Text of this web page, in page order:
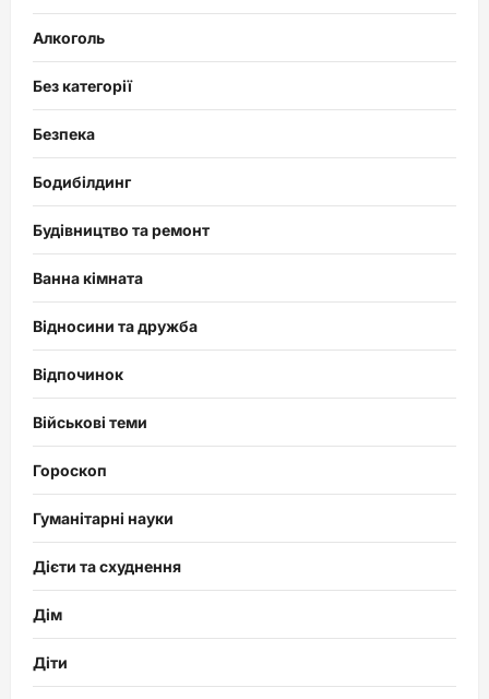
Алкоголь
Без категорії
Безпека
Бодибілдинг
Будівництво та ремонт
Ванна кімната
Відносини та дружба
Відпочинок
Військові теми
Гороскоп
Гуманітарні науки
Дієти та схуднення
Дім
Діти